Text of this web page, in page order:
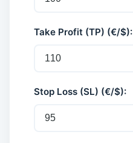
Take Profit (TP) (€/$):
Stop Loss (SL) (€/$):